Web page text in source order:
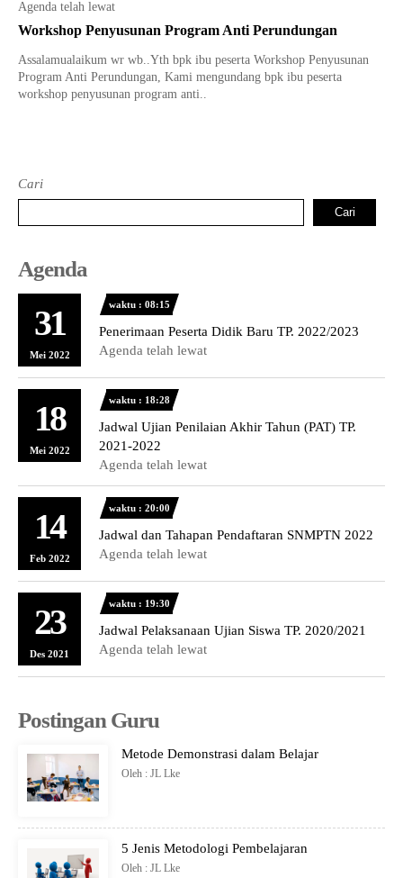
Agenda telah lewat
Workshop Penyusunan Program Anti Perundungan
Assalamualaikum wr wb..Yth bpk ibu peserta Workshop Penyusunan
Program Anti Perundungan, Kami mengundang bpk ibu peserta
workshop penyusunan program anti..
Cari
Cari
Agenda
31
Mei 2022
waktu : 08:15
Penerimaan Peserta Didik Baru TP. 2022/2023
Agenda telah lewat
18
Mei 2022
waktu : 18:28
Jadwal Ujian Penilaian Akhir Tahun (PAT) TP.
2021-2022
Agenda telah lewat
14
Feb 2022
waktu : 20:00
Jadwal dan Tahapan Pendaftaran SNMPTN 2022
Agenda telah lewat
23
Des 2021
waktu : 19:30
Jadwal Pelaksanaan Ujian Siswa TP. 2020/2021
Agenda telah lewat
Postingan Guru
Metode Demonstrasi dalam Belajar
Oleh : JL Lke
5 Jenis Metodologi Pembelajaran
Oleh : JL Lke